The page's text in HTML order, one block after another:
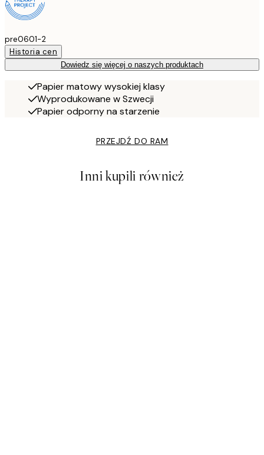
pre0601-2
Historia cen
Dowiedz się więcej o naszych produktach
Papier matowy wysokiej klasy
Wyprodukowane w Szwecji
Papier odporny na starzenie
PRZEJDŹ DO RAM
Inni kupili również